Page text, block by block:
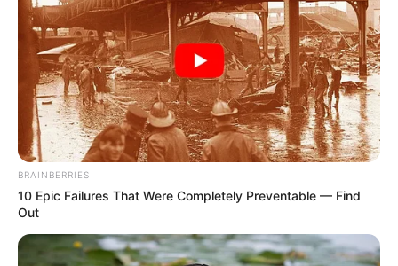
Ajeng Kartika
fans love
VOTE
Tanggal Lahir: Tempat Lahir:
BRAINBERRIES
10 Epic Failures That Were Completely Preventable — Find
Out